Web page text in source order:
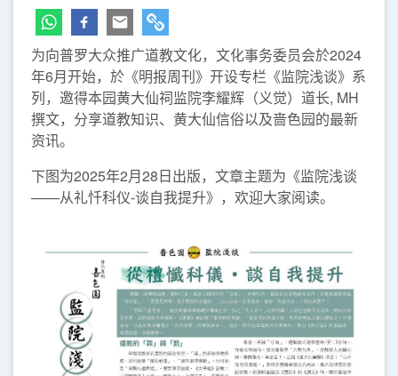
为向普罗大众推广道教文化，文化事务委员会於2024
年6月开始，於《明报周刊》开设专栏《监院浅谈》系
列，邀得本园黄大仙祠监院李耀辉（义觉）道长, MH
撰文，分享道教知识、黄大仙信俗以及啬色园的最新
资讯。
下图为2025年2月28日出版，文章主题为《监院浅谈
——从礼忏科仪-谈自我提升》，欢迎大家阅读。